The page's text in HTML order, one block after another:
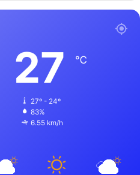
27 ℃
27º - 24º
83%
6.55 km/h